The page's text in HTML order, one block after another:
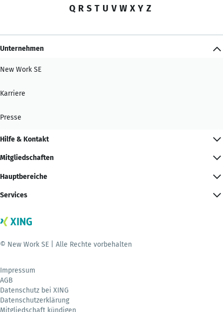
Q R S T U V W X Y Z
Unternehmen
New Work SE
Karriere
Presse
Hilfe & Kontakt
Mitgliedschaften
Hauptbereiche
Services
© New Work SE | Alle Rechte vorbehalten
Impressum
AGB
Datenschutz bei XING
Datenschutzerklärung
Mitgliedschaft kündigen